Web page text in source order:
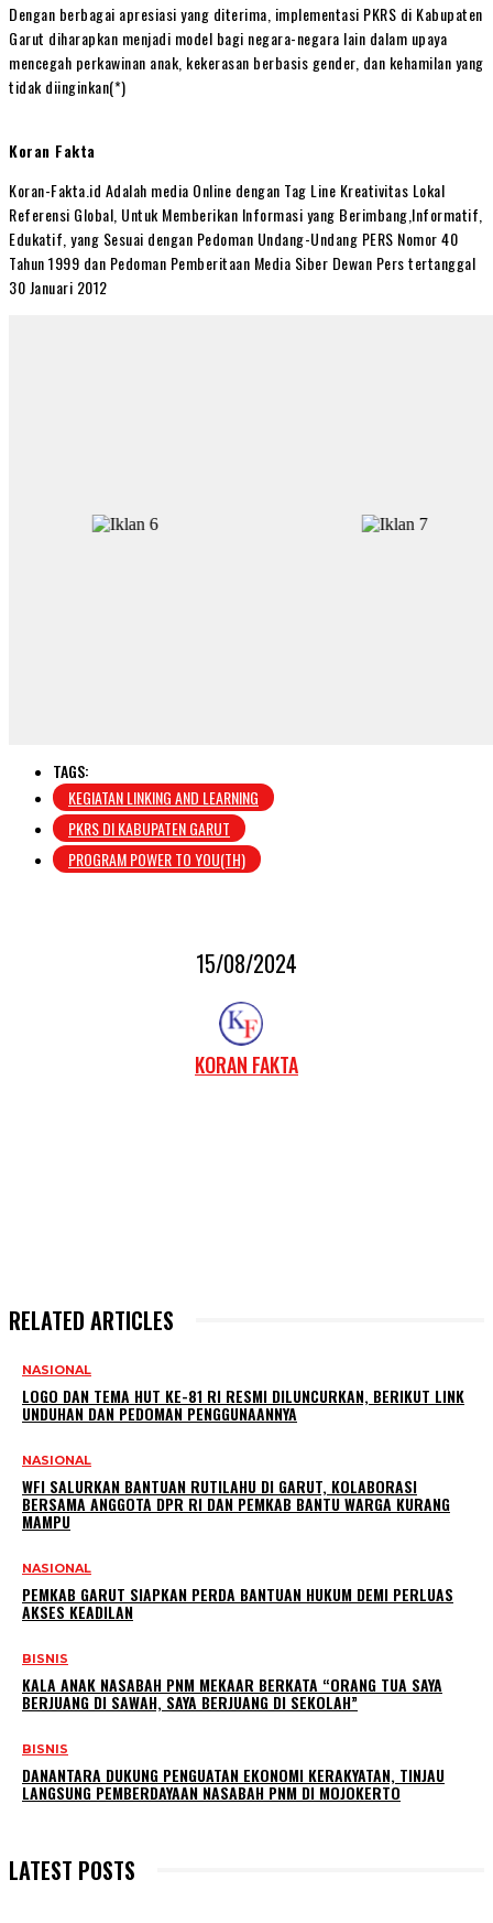
Dengan berbagai apresiasi yang diterima, implementasi PKRS di Kabupaten
Garut diharapkan menjadi model bagi negara-negara lain dalam upaya
mencegah perkawinan anak, kekerasan berbasis gender, dan kehamilan yang
tidak diinginkan(*)
Koran Fakta
Koran-Fakta.id Adalah media Online dengan Tag Line Kreativitas Lokal
Referensi Global, Untuk Memberikan Informasi yang Berimbang,Informatif,
Edukatif, yang Sesuai dengan Pedoman Undang-Undang PERS Nomor 40
Tahun 1999 dan Pedoman Pemberitaan Media Siber Dewan Pers tertanggal
30 Januari 2012
TAGS:
KEGIATAN LINKING AND LEARNING
PKRS DI KABUPATEN GARUT
PROGRAM POWER TO YOU(TH)
15/08/2024
KORAN FAKTA
RELATED ARTICLES
NASIONAL
LOGO DAN TEMA HUT KE-81 RI RESMI DILUNCURKAN, BERIKUT LINK
UNDUHAN DAN PEDOMAN PENGGUNAANNYA
NASIONAL
WFI SALURKAN BANTUAN RUTILAHU DI GARUT, KOLABORASI
BERSAMA ANGGOTA DPR RI DAN PEMKAB BANTU WARGA KURANG
MAMPU
NASIONAL
PEMKAB GARUT SIAPKAN PERDA BANTUAN HUKUM DEMI PERLUAS
AKSES KEADILAN
BISNIS
KALA ANAK NASABAH PNM MEKAAR BERKATA “ORANG TUA SAYA
BERJUANG DI SAWAH, SAYA BERJUANG DI SEKOLAH”
BISNIS
DANANTARA DUKUNG PENGUATAN EKONOMI KERAKYATAN, TINJAU
LANGSUNG PEMBERDAYAAN NASABAH PNM DI MOJOKERTO
LATEST POSTS